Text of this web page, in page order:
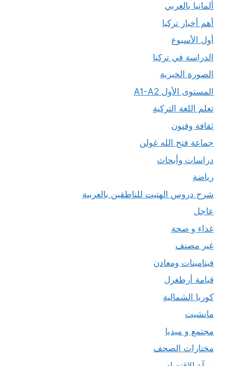
ألمانيا بالعربي
أهم أخبار تركيا
أول الأسبوع
الدراسة في تركيا
الصورة الخبرية
المستوى الأول A1-A2
تعلم اللغة التركية
ثقافة وفنون
جماعة فتح الله غولن
دراسات وأبحاث
رياضة
شرح دروس الهتيت للناطقين بالعربية
عاجل
غذاء و صحة
غير مصنف
فيتامينات ومعادن
قيامة أرطغرل
كوريا الشمالية
مانشيت
مجتمع و ميديا
مختارات الصحف